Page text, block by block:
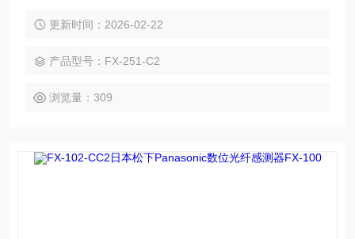
型、连接器型等全系列衍生型号，以超小体积、OLED 高清显
心优势。
更新时间：2026-02-22
产品型号：FX-251-C2
浏览量：309